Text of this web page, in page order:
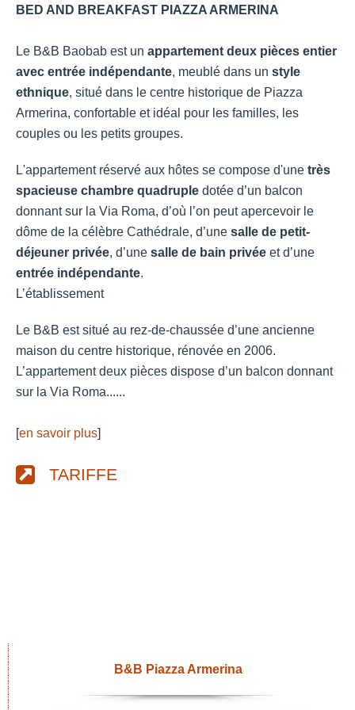
BED AND BREAKFAST PIAZZA ARMERINA
Le B&B Baobab est un appartement deux pièces entier
avec entrée indépendante, meublé dans un style
ethnique, situé dans le centre historique de Piazza
Armerina, confortable et idéal pour les familles, les
couples ou les petits groupes.
L'appartement réservé aux hôtes se compose d'une très
spacieuse chambre quadruple dotée d’un balcon
donnant sur la Via Roma, d’où l’on peut apercevoir le
dôme de la célèbre Cathédrale, d’une salle de petit-
déjeuner privée, d’une salle de bain privée et d’une
entrée indépendante.
L’établissement
Le B&B est situé au rez-de-chaussée d’une ancienne
maison du centre historique, rénovée en 2006.
L’appartement deux pièces dispose d’un balcon donnant
sur la Via Roma......
[en savoir plus]
TARIFFE
B&B Piazza Armerina